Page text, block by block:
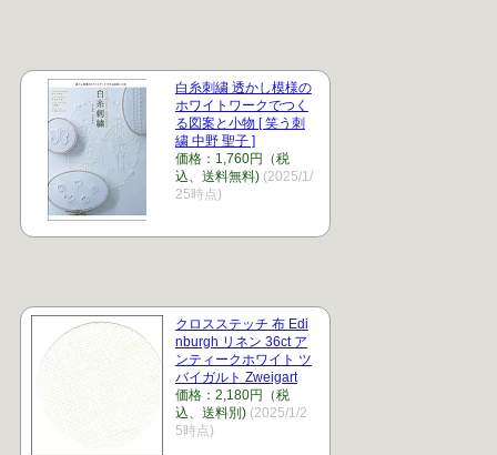
白糸刺繍 透かし模様の
ホワイトワークでつく
る図案と小物 [ 笑う刺
繍 中野 聖子 ]
価格：1,760円（税
込、送料無料) (2025/1/
25時点)
クロスステッチ 布 Edi
nburgh リネン 36ct ア
ンティークホワイト ツ
バイガルト Zweigart
価格：2,180円（税
込、送料別) (2025/1/2
5時点)